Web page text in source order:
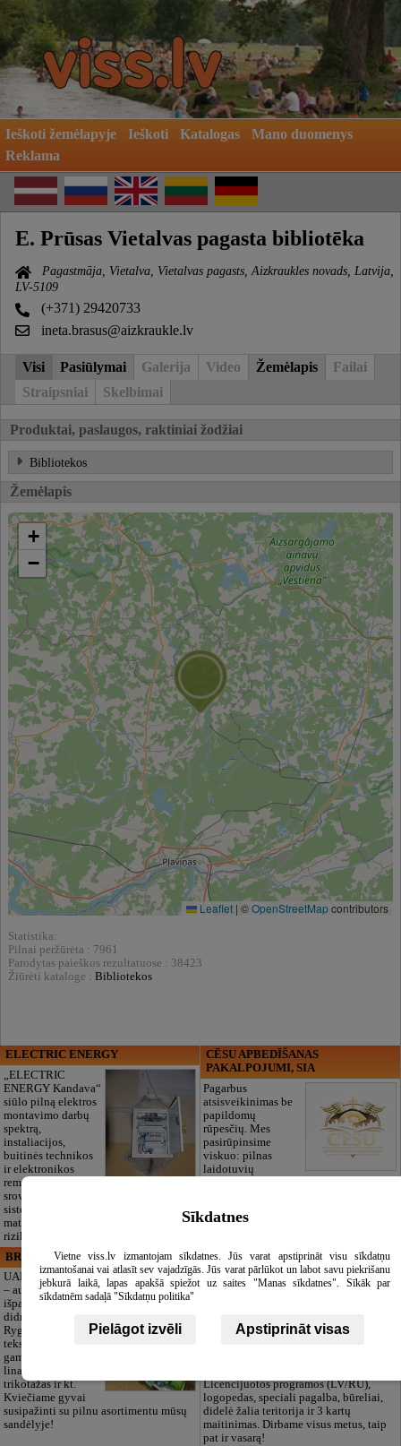
Ieškoti žemėlapyje Ieškoti Katalogas
Mano duomenys
Reklama
E. Prūsas Vietalvas pagasta bibliotēka
Pagastmāja, Vietalva, Vietalvas pagasts, Aizkraukles novads, Latvija,
LV-5109
(+371) 29420733
ineta.brasus@aizkraukle.lv
Visi Pasiūlymai Galerija Video Žemėlapis
Failai
Straipsniai
Skelbimai
Produktai, paslaugos, raktiniai žodžiai
Bibliotekos
Žemėlapis
+
−
Leaflet | ©OpenStreetMapcontributors
Statistika:
Pilnai peržūrėta : 7961
Parodytas paieškos rezultatuose : 38423
Žiūrėti kataloge : Bibliotekos
ELECTRIC ENERGY
„ELECTRIC
ENERGY Kandava“
siūlo pilną elektros
montavimo darbų
spektrą,
instaliacijos,
buitinės technikos
ir elektronikos
remontą, silpnų
srovių ir apsaugos
sistemų įrengimą, projektavimą,
matavimus bei elektros ūkio saugumo
rizikos vertinimą.
CĒSU APBEDĪŠANAS
PAKALPOJUMI, SIA
Pagarbus
atsisveikinimas be
papildomų
rūpesčių. Mes
pasirūpinsime
viskuo: pilnas
laidotuvių
Taip pat siūlome autentiškus tautinius
latviškus užtiesalus velionio atminimui
BRISTOLS ES, SIA
UAB „Bristols ES“
– audinių
išparduotuvė ir
didmeninė prekyba
Rygoje. Kokybiška
tekstilė siuvimui ir
gamybai: medvilnė,
linas, šilkas, vilna,
trikotažas ir kt.
Kviečiame gyvai
susipažinti su pilnu asortimentu mūsų
sandėlyje!
Maza Rasiņa, privātā pirmsskolas
izglītības iestāde
Privatus vaikų
Pardaugavoje
Licencijuotos programos (LV/RU),
logopedas, speciali pagalba, būreliai,
didelė žalia teritorija ir 3 kartų
maitinimas. Dirbame visus metus, taip
pat ir vasarą!
Sīkdatnes
Vietne viss.lv izmantojam sīkdatnes. Jūs varat apstiprināt visu sīkdatņu
izmantošanai vai atlasīt sev vajadzīgās. Jūs varat pārlūkot un labot savu piekrišanu
jebkurā laikā, lapas apakšā spiežot uz saites "Manas sīkdatnes". Sīkāk par
sīkdatnēm sadaļā "Sīkdatņu politika"
Pielāgot izvēli Apstiprināt visas